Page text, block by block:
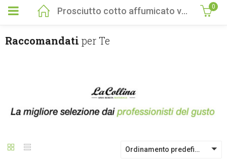
Prosciutto cotto affumicato vaschetta circa 100 gr 0
Raccomandati per Te
Ordinamento predefinito